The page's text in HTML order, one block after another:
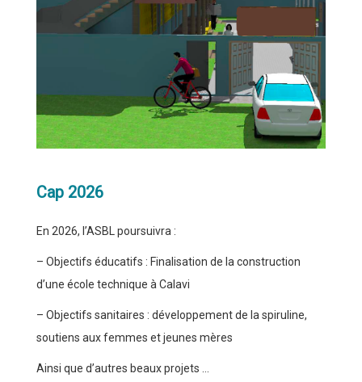
Cap 2026
En 2026, l’ASBL poursuivra :
– Objectifs éducatifs : Finalisation de la construction
d’une école technique à Calavi
– Objectifs sanitaires : développement de la spiruline,
soutiens aux femmes et jeunes mères
Ainsi que d’autres beaux projets …